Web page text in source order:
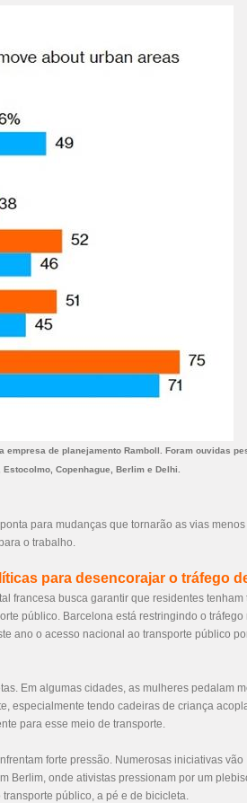
de planejamento Ramboll. Foram ouvidas
Copenhague, Berlim e Delhi.
para mudanças que tornarão as vias menos
o trabalho.
para desencorajar o tráfego
francesa busca garantir que residentes tenham
público. Barcelona está restringindo o tráfego
ano o acesso nacional ao transporte público
Em algumas cidades, as mulheres pedalam
especialmente tendo cadeiras de criança
para esse meio de transporte.
forte pressão. Numerosas iniciativas vão
Berlim, onde ativistas pressionam por um
público, a pé e de bicicleta.